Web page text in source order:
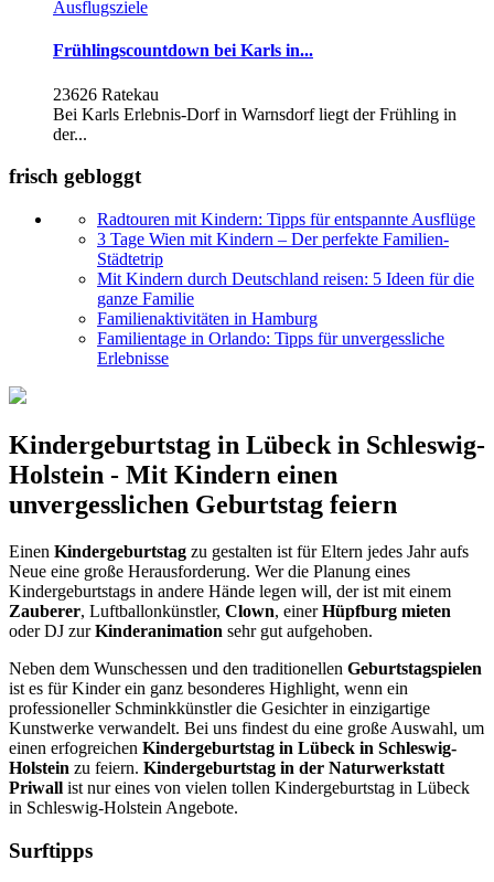
Ausflugsziele
Frühlingscountdown bei Karls in...
23626 Ratekau
Bei Karls Erlebnis-Dorf in Warnsdorf liegt der Frühling in
der...
frisch gebloggt
Radtouren mit Kindern: Tipps für entspannte Ausflüge
3 Tage Wien mit Kindern – Der perfekte Familien-
Städtetrip
Mit Kindern durch Deutschland reisen: 5 Ideen für die
ganze Familie
Familienaktivitäten in Hamburg
Familientage in Orlando: Tipps für unvergessliche
Erlebnisse
Kindergeburtstag in Lübeck in Schleswig-
Holstein - Mit Kindern einen
unvergesslichen Geburtstag feiern
Einen Kindergeburtstag zu gestalten ist für Eltern jedes Jahr aufs
Neue eine große Herausforderung. Wer die Planung eines
Kindergeburtstags in andere Hände legen will, der ist mit einem
Zauberer, Luftballonkünstler, Clown, einerHüpfburg mieten
oder DJ zurKinderanimation sehr gut aufgehoben.
Neben dem Wunschessen und den traditionellen Geburtstagspielen
ist es für Kinder ein ganz besonderes Highlight, wenn ein
professioneller Schminkkünstler die Gesichter in einzigartige
Kunstwerke verwandelt. Bei uns findest du eine große Auswahl, um
einen erfogreichen Kindergeburtstag in Lübeck in Schleswig-
Holstein zu feiern. Kindergeburtstag in der Naturwerkstatt
Priwall ist nur eines von vielen tollen Kindergeburtstag in Lübeck
in Schleswig-Holstein Angebote.
Surftipps